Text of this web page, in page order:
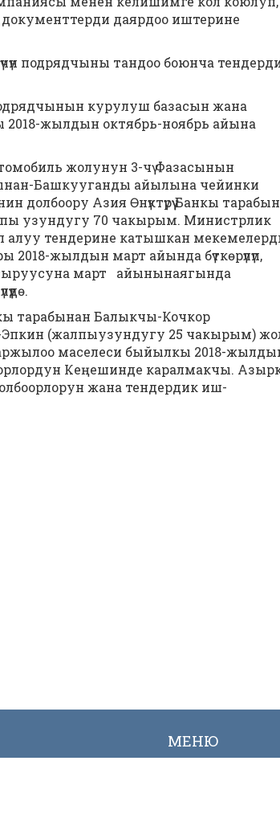
даярдоо иштерине
подрядчыны тандоо боюнча
курулуш базасын жана
жылдын октябрь-ноябрь айына
жолунун 3-чү Фазасынын
Башкууганды айылына чейинки
Азия Өнүктүрүү Банкы
узундугу 70 чакырым. Министрлик
тендерине катышкан
жылдын март айында бүткөрүлүп,
март айынынаягында
тарабынан Балыкчы-Кочкор
(жалпыузундугу 25 чакырым)
маселеси быйылкы 2018-
Кеңешинде каралмакчы.
жана тендердик иш-
МЕНЮ